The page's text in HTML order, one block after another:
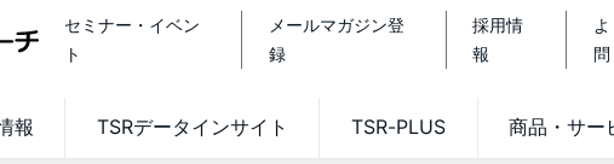
セミナー・イベン
ト
メールマガジン登
録
採用情
報
問
報 TSRデータインサイト TSR-PLUS 商品・サー